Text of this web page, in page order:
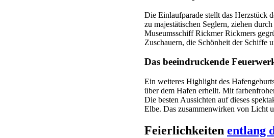
Die Einlaufparade stellt das Herzstück
zu majestätischen Seglern, ziehen
Museumsschiff Rickmer Rickmers
Zuschauern, die Schönheit der Schiffe
Das beeindruckende
Ein weiteres Highlight des
über dem Hafen erhellt. Mit
Die besten Aussichten auf dieses
Elbe. Das zusammenwirken von Licht
Feierlichkeiten entlang